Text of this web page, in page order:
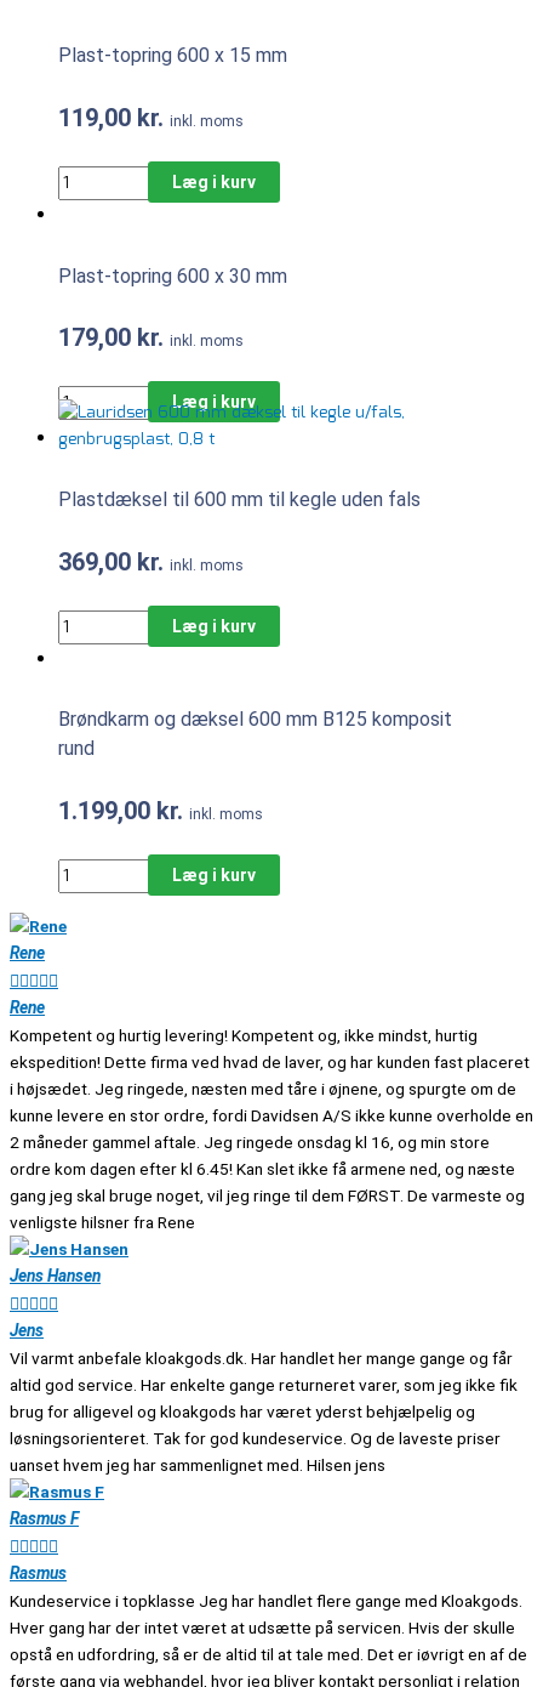
Plast-topring 600 x 15 mm
119,00 kr. inkl. moms
Læg i kurv
Plast-topring 600 x 30 mm
179,00 kr. inkl. moms
Læg i kurv
Plastdæksel til 600 mm til kegle uden fals
369,00 kr. inkl. moms
Læg i kurv
Brøndkarm og dæksel 600 mm B125 komposit
rund
1.199,00 kr. inkl. moms
Læg i kurv
Rene

Rene
Kompetent og hurtig levering! Kompetent og, ikke mindst, hurtig
ekspedition! Dette firma ved hvad de laver, og har kunden fast placeret
i højsædet. Jeg ringede, næsten med tåre i øjnene, og spurgte om de
kunne levere en stor ordre, fordi Davidsen A/S ikke kunne overholde en
2 måneder gammel aftale. Jeg ringede onsdag kl 16, og min store
ordre kom dagen efter kl 6.45! Kan slet ikke få armene ned, og næste
gang jeg skal bruge noget, vil jeg ringe til dem FØRST. De varmeste og
venligste hilsner fra Rene
Jens Hansen

Jens
Vil varmt anbefale kloakgods.dk. Har handlet her mange gange og får
altid god service. Har enkelte gange returneret varer, som jeg ikke fik
brug for alligevel og kloakgods har været yderst behjælpelig og
løsningsorienteret. Tak for god kundeservice. Og de laveste priser
uanset hvem jeg har sammenlignet med. Hilsen jens
Rasmus F

Rasmus
Kundeservice i topklasse Jeg har handlet flere gange med Kloakgods.
Hver gang har der intet været at udsætte på servicen. Hvis der skulle
opstå en udfordring, så er de altid til at tale med. Det er iøvrigt en af de
første gang via webhandel, hvor jeg bliver kontakt personligt i relation